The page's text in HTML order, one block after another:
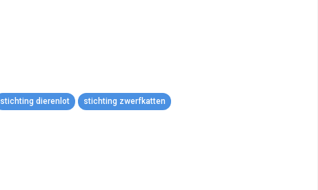
stichting dierenlot stichting zwerfkatten